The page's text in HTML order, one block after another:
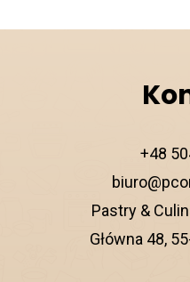
+48
Pastry &
Główna 48,